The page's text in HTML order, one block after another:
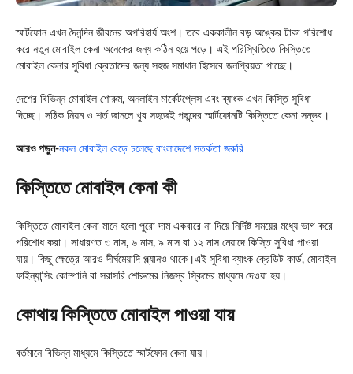
স্মার্টফোন এখন দৈনন্দিন জীবনের অপরিহার্য অংশ। তবে এককালীন বড় অঙ্কের টাকা পরিশোধ
করে নতুন মোবাইল কেনা অনেকের জন্য কঠিন হয়ে পড়ে। এই পরিস্থিতিতে কিস্তিতে
মোবাইল কেনার সুবিধা ক্রেতাদের জন্য সহজ সমাধান হিসেবে জনপ্রিয়তা পাচ্ছে।
দেশের বিভিন্ন মোবাইল শোরুম, অনলাইন মার্কেটপ্লেস এবং ব্যাংক এখন কিস্তি সুবিধা
দিচ্ছে। সঠিক নিয়ম ও শর্ত জানলে খুব সহজেই পছন্দের স্মার্টফোনটি কিস্তিতে কেনা সম্ভব।
আরও পড়ুন-নকল মোবাইল বেড়ে চলেছে বাংলাদেশে সতর্কতা জরুরি
কিস্তিতে মোবাইল কেনা কী
কিস্তিতে মোবাইল কেনা মানে হলো পুরো দাম একবারে না দিয়ে নির্দিষ্ট সময়ের মধ্যে ভাগ করে
পরিশোধ করা। সাধারণত ৩ মাস, ৬ মাস, ৯ মাস বা ১২ মাস মেয়াদে কিস্তি সুবিধা পাওয়া
যায়। কিছু ক্ষেত্রে আরও দীর্ঘমেয়াদি প্ল্যানও থাকে।এই সুবিধা ব্যাংক ক্রেডিট কার্ড, মোবাইল
ফাইন্যান্সিং কোম্পানি বা সরাসরি শোরুমের নিজস্ব স্কিমের মাধ্যমে দেওয়া হয়।
কোথায় কিস্তিতে মোবাইল পাওয়া যায়
বর্তমানে বিভিন্ন মাধ্যমে কিস্তিতে স্মার্টফোন কেনা যায়।